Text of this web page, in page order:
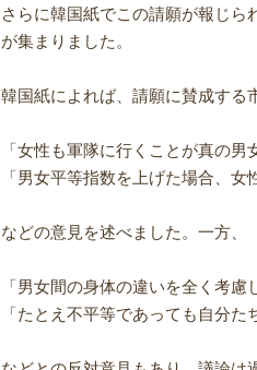
さらに韓国紙でこの請願が報じ
が集まりました。
韓国紙によれば、請願に賛成する
「女性も軍隊に行くことが真の男
「男女平等指数を上げた場合、
などの意見を述べました。一方、
「男女間の身体の違いを全く考慮
「たとえ不平等であっても自分